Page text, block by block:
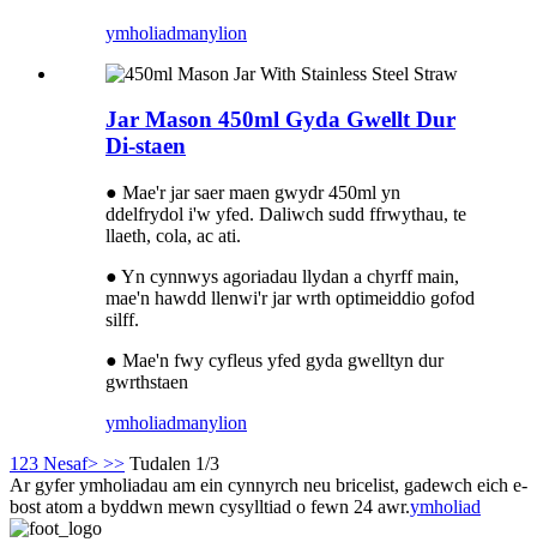
ymholiadmanylion
Jar Mason 450ml Gyda Gwellt Dur
Di-staen
● Mae'r jar saer maen gwydr 450ml yn
ddelfrydol i'w yfed. Daliwch sudd ffrwythau, te
llaeth, cola, ac ati.
● Yn cynnwys agoriadau llydan a chyrff main,
mae'n hawdd llenwi'r jar wrth optimeiddio gofod
silff.
● Mae'n fwy cyfleus yfed gyda gwelltyn dur
gwrthstaen
ymholiadmanylion
1 23 Nesaf> >> Tudalen 1/3
Ar gyfer ymholiadau am ein cynnyrch neu bricelist, gadewch eich e-
bost atom a byddwn mewn cysylltiad o fewn 24 awr.ymholiad